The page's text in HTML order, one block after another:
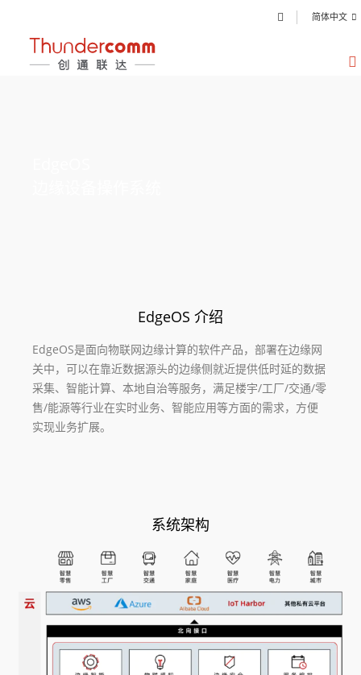
简体中文
EdgeOS 介绍
EdgeOS是面向物联网边缘计算的软件产品，部署在边缘网
关中，可以在靠近数据源头的边缘侧就近提供低时延的数据
采集、智能计算、本地自治等服务，满足楼宇/工厂/交通/零
售/能源等行业在实时业务、智能应用等方面的需求，方便
实现业务扩展。
系统架构